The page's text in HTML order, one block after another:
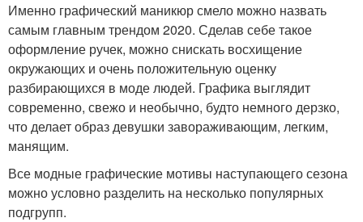
Именно графический маникюр смело можно назвать
самым главным трендом 2020. Сделав себе такое
оформление ручек, можно снискать восхищение
окружающих и очень положительную оценку
разбирающихся в моде людей. Графика выглядит
современно, свежо и необычно, будто немного дерзко,
что делает образ девушки завораживающим, легким,
манящим.
Все модные графические мотивы наступающего сезона
можно условно разделить на несколько популярных
подгрупп.